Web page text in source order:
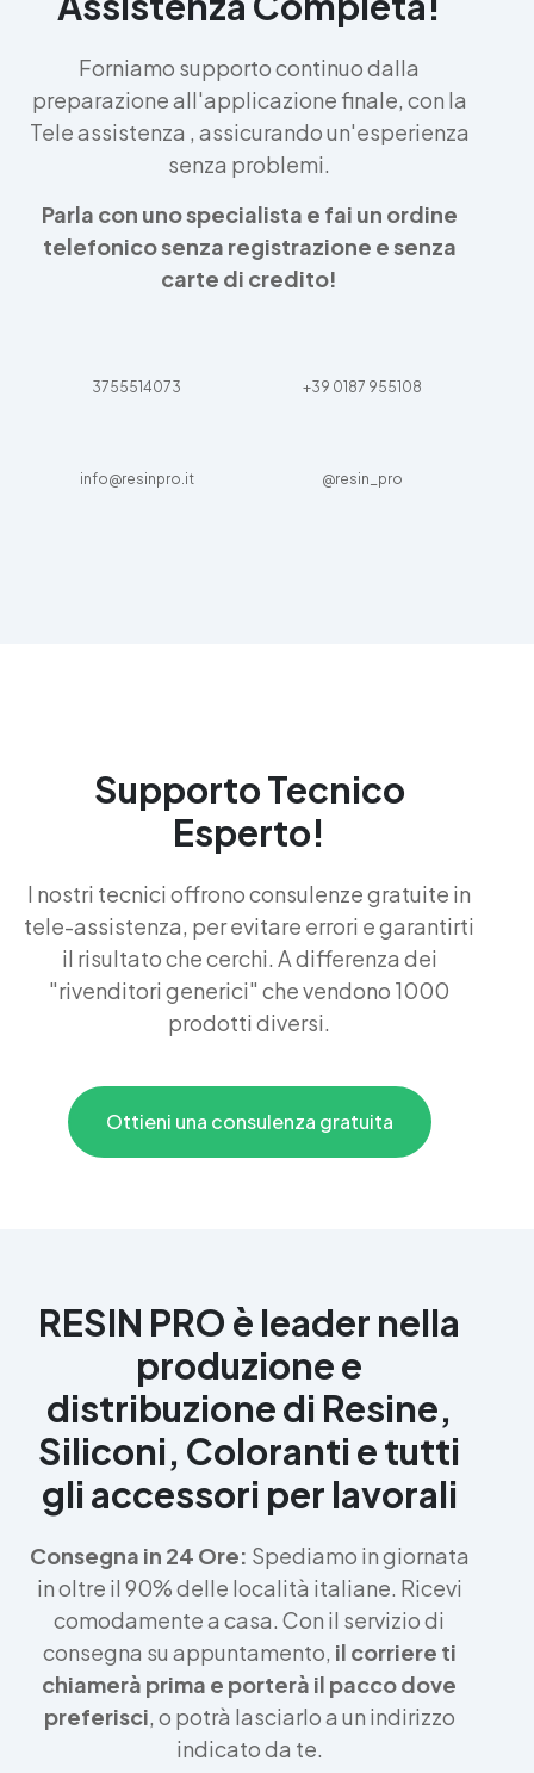
Forniamo supporto continuo dalla
preparazione all'applicazione finale, con la
Tele assistenza , assicurando un'esperienza
senza problemi.
Parla con uno specialista e fai un ordine
telefonico senza registrazione e senza
carte di credito!
3755514073 +39 0187 955108
info@resinpro.it @resin_pro
Supporto Tecnico
Esperto!
I nostri tecnici offrono consulenze gratuite in
tele-assistenza, per evitare errori e garantirti
il risultato che cerchi. A differenza dei
"rivenditori generici" che vendono 1000
prodotti diversi.
Ottieni una consulenza gratuita
RESIN PRO è leader nella
produzione e
distribuzione di Resine,
Siliconi, Coloranti e tutti
gli accessori per lavorali
Consegna in 24 Ore: Spediamo in giornata
in oltre il 90% delle località italiane. Ricevi
comodamente a casa. Con il servizio di
consegna su appuntamento, il corriere ti
chiamerà prima e porterà il pacco dove
preferisci, o potrà lasciarlo a un indirizzo
indicato da te.